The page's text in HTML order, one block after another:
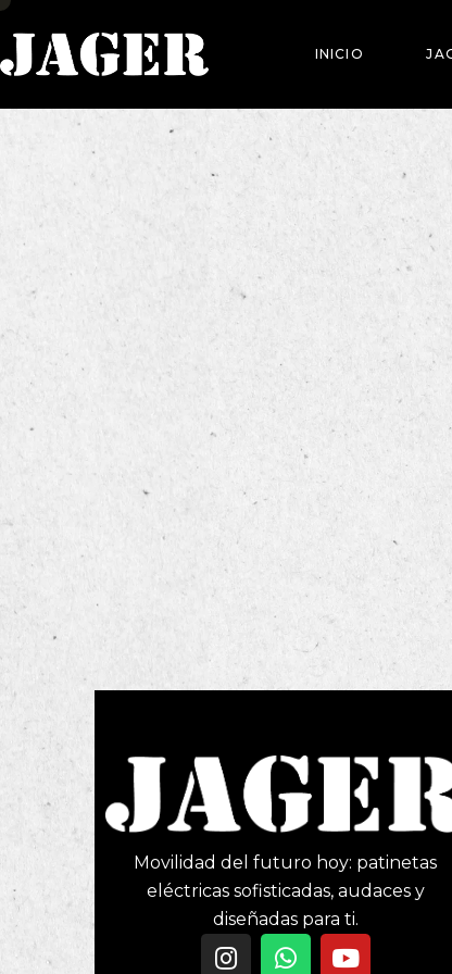
INICIO
Movilidad del futuro hoy: patinetas
eléctricas sofisticadas, audaces y
diseñadas para ti.